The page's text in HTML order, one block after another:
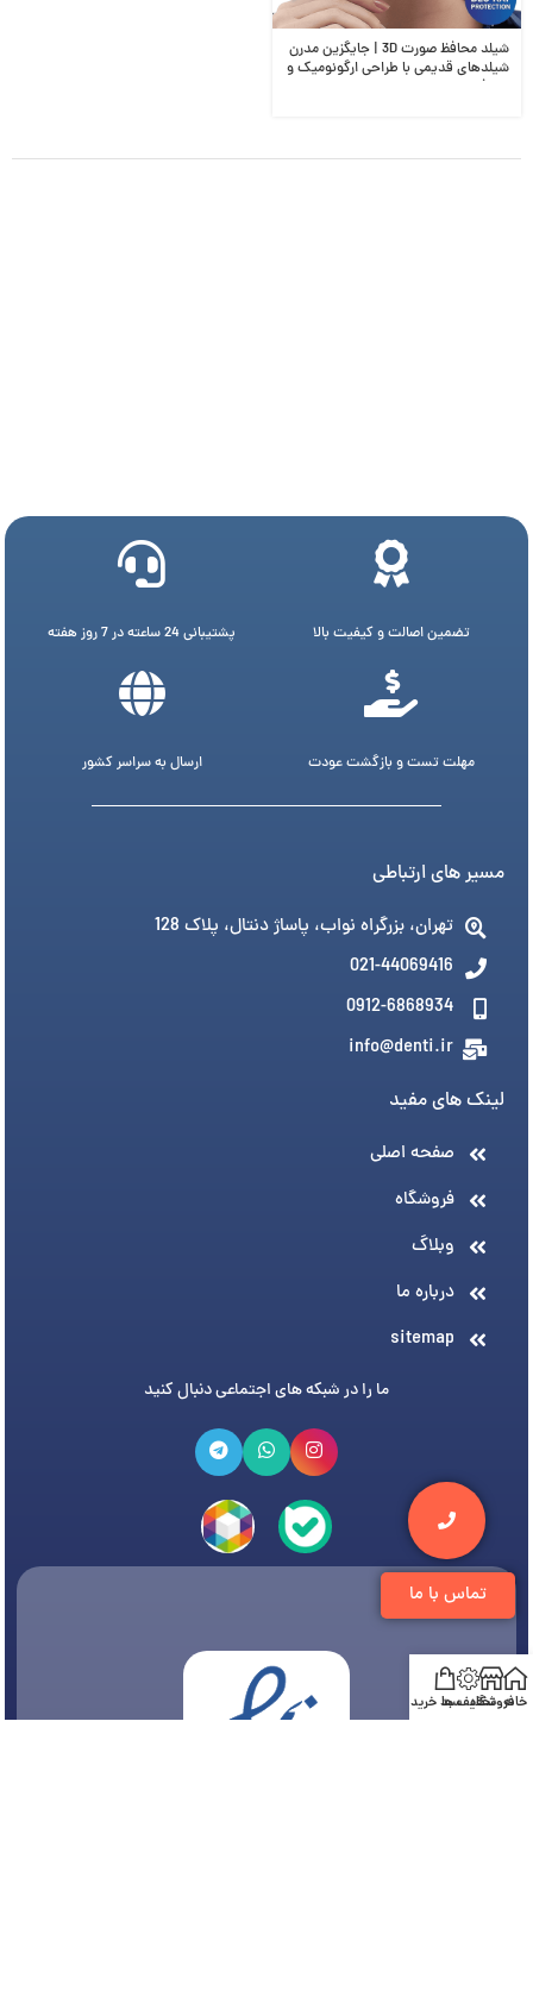
شیلد محافظ صورت 3D | جایگزین مدرن
شیلدهای قدیمی با طراحی ارگونومیک و
تماس با ما
تضمین اصالت و کیفیت بالا پشتیبانی 24 ساعته در 7 روز هفته
مهلت تست و بازگشت عودت ارسال به سراسر کشور
مسیر های ارتباطی
تهران، بزرگراه نواب، پاساژ دنتال، پلاک 128
021-44069416
0912-6868934
info@denti.ir
لینک های مفید
صفحه اصلی
فروشگاه
وبلاگ
درباره ما
sitemap
ما را در شبکه های اجتماعی دنبال کنید
خانهفروشگاه
تخفیف هاسبد خرید